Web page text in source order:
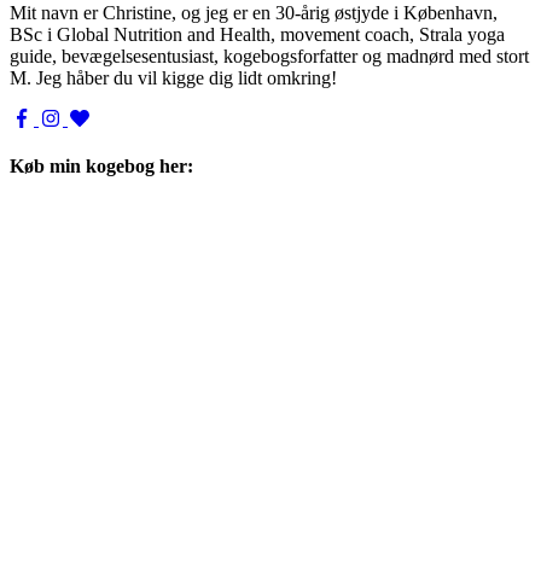
Mit navn er Christine, og jeg er en 30-årig østjyde i København,
BSc i Global Nutrition and Health, movement coach, Strala yoga
guide, bevægelsesentusiast, kogebogsforfatter og madnørd med stort
M. Jeg håber du vil kigge dig lidt omkring!
Køb min kogebog her: